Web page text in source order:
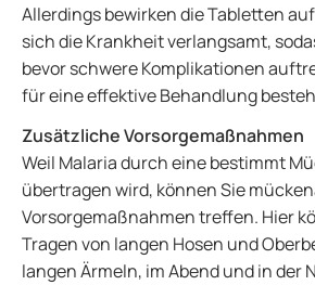
Allerdings bewirken die Tabletten
sich die Krankheit verlangsamt,
bevor schwere Komplikationen
für eine effektive Behandlung
Zusätzliche Vorsorgemaßnahmen
Weil Malaria durch eine bestimmt
übertragen wird, können Sie
Vorsorgemaßnahmen treffen. Hier
Tragen von langen Hosen und
langen Ärmeln, im Abend und in der